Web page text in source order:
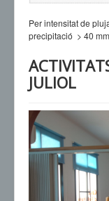
Per intensitat de
precipitació > 40
JULIOL